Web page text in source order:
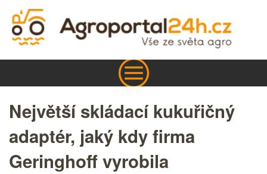
Největší skládací kukuřičný
adaptér, jaký kdy firma
Geringhoff vyrobila